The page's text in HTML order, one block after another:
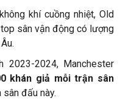
khí cuồng nhiệt, Old
sân vận động có lượng
2023-2024, Manchester
khán giả mỗi trận sân
đấu này.